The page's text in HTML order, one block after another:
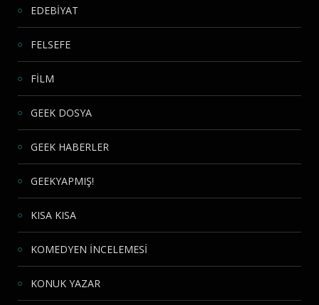
EDEBİYAT
FELSEFE
FİLM
GEEK DOSYA
GEEK HABERLER
GEEKYAPMIŞ!
KISA KISA
KOMEDYEN İNCELEMESİ
KONUK YAZAR